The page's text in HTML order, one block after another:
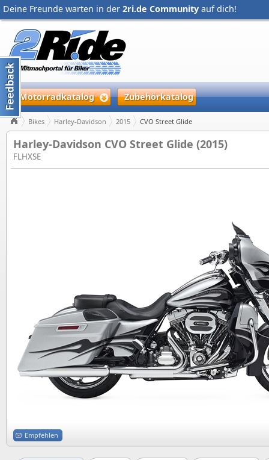
Deine Freunde warten in der 2ri.de Community auf dich!
Motorradkatalog Zubehörkatalog
Bikes Harley-Davidson 2015 CVO Street Glide
Harley-Davidson CVO Street Glide (2015)
FLHXSE
Empfehlen